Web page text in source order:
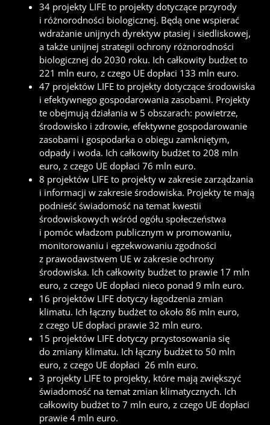
34 projekty LIFE to projekty dotyczące przyrody
i różnorodności biologicznej. Będą one wspierać
wdrażanie unijnych dyrektyw ptasiej i siedliskowej,
a także unijnej strategii ochrony różnorodności
biologicznej do 2030 roku. Ich całkowity budżet to
221 mln euro, z czego UE dopłaci 133 mln euro.
47 projektów LIFE to projekty dotyczące środowiska
i efektywnego gospodarowania zasobami. Projekty
te obejmują działania w 5 obszarach: powietrze,
środowisko i zdrowie, efektywne gospodarowanie
zasobami i gospodarka o obiegu zamkniętym,
odpady i woda. Ich całkowity budżet to 208 mln
euro, z czego UE dopłaci 76 mln euro.
8 projektów LIFE to projekty w zakresie zarządzania
i informacji w zakresie środowiska. Projekty te mają
podnieść świadomość na temat kwestii
środowiskowych wśród ogółu społeczeństwa
i pomóc władzom publicznym w promowaniu,
monitorowaniu i egzekwowaniu zgodności
z prawodawstwem UE w zakresie ochrony
środowiska. Ich całkowity budżet to prawie 17 mln
euro, z czego UE dopłaci nieco ponad 9 mln euro.
16 projektów LIFE dotyczy łagodzenia zmian
klimatu. Ich łączny budżet to około 86 mln euro,
z czego UE dopłaci prawie 32 mln euro.
15 projektów LIFE dotyczy przystosowania się
do zmiany klimatu. Ich łączny budżet to 50 mln
euro, z czego UE dopłaci 26 mln euro.
3 projekty LIFE to projekty, które mają zwiększyć
świadomość na temat zmian klimatycznych. Ich
całkowity budżet to 7 mln euro, z czego UE dopłaci
prawie 4 mln euro.